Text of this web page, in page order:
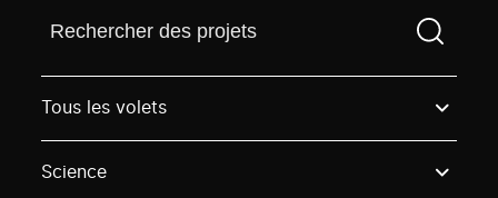
Trouvez un projetVous devez saisir un terme de
Tous les volets
Science